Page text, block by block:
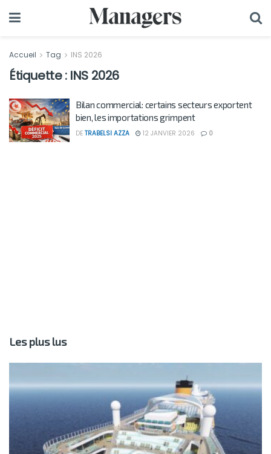
Accueil Tag INS 2026
Étiquette : INS 2026
Bilan commercial: certains secteurs exportent
bien, les importations grimpent
DE TRABELSI AZZA 12 JANVIER 2026 0
Les plus lus